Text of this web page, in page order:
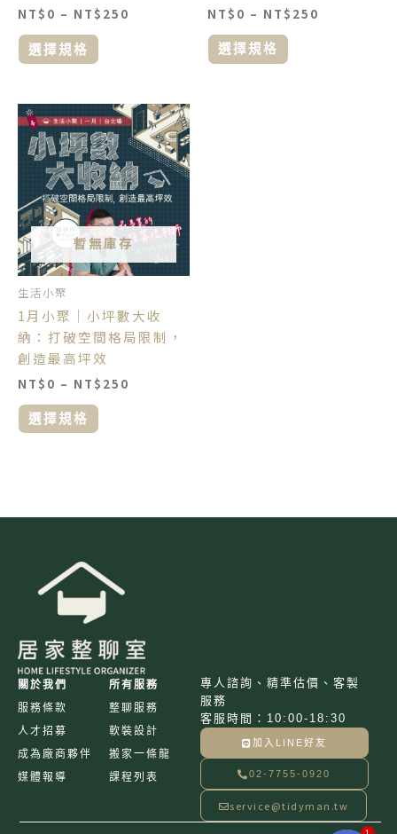
NT$ 0 – NT$ 250
選擇規格
面
選
擇
項
NT$ 0 – NT$ 250
選擇規格
面
選
擇
暫無庫存
生活小聚
1月小聚｜小坪數大收
納：打破空間格局限制，
創造最高坪效
NT$ 0 – NT$ 250
價
格
範
圍：
NT$0
到
NT$250
選擇規格
此
產
品
有
多
種
款
式。
產
品
頁
面
選
擇
關於我們
服務條款
人才招募
成為廠商夥伴
媒體報導
所有服務
整聊服務
軟裝設計
搬家一條龍
課程列表
專人諮詢、精準估價、客製
服務
客服時間：10:00-18:30
加入LINE好友
02-7755-0920
service@tidyman.tw